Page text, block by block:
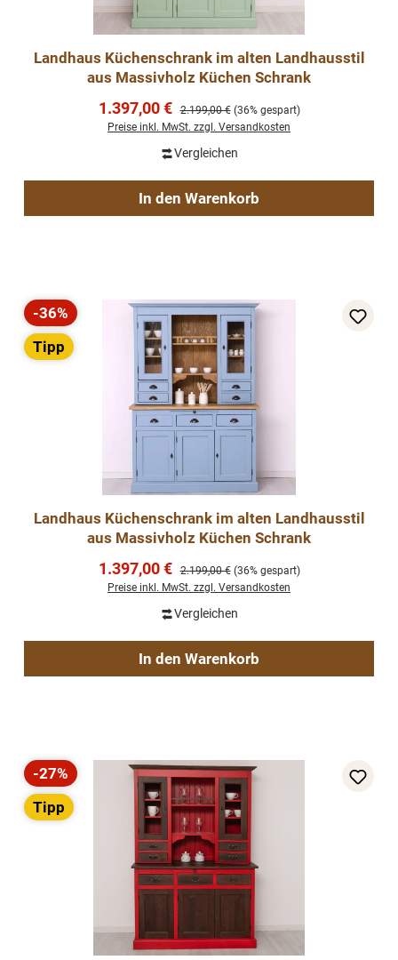
Landhaus Küchenschrank im alten Landhausstil
aus Massivholz Küchen Schrank
Verkaufspreis:
1.397,00 € Regulärer Preis:
2.199,00 € (36% gespart)
Preise inkl. MwSt. zzgl. Versandkosten
Vergleichen
In den Warenkorb
Rabatt
-36%
Tipp
Landhaus Küchenschrank im alten Landhausstil
aus Massivholz Küchen Schrank
Verkaufspreis:
1.397,00 € Regulärer Preis:
2.199,00 € (36% gespart)
Preise inkl. MwSt. zzgl. Versandkosten
Vergleichen
In den Warenkorb
Rabatt
-27%
Tipp